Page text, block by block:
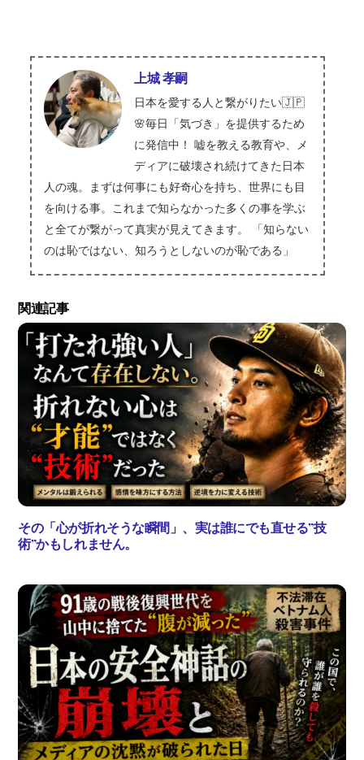
上城 孝嗣
日本を愛する人と繋がりたい🇯🇵
🌸毎日「気づき」を提供するため
に発信中！ 嘘を教える教育や、メ
ディアに破壊され続けてきた日本
人の魂。まずは何事にも好奇心を持ち、世界にも目
を向ける事。これまで知らなかった多くの事を学ぶ
と全てが繋がって真実が見えてきます。 「知らない
のは恥ではない、知ろうとしないのが恥である」
関連記事
その「心が折れそうな瞬間」、実は誰にでも直せる”技
術”かもしれません。